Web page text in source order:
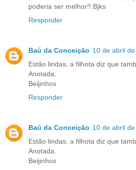
poderia ser melhor!! Bjks
Responder
Baú da Conceição 10 de abril
Estão lindas, a filhota diz que
Anotada.
Beijinhos
Responder
Baú da Conceição 10 de abril
Estão lindas, a filhota diz que
Anotada.
Beijinhos